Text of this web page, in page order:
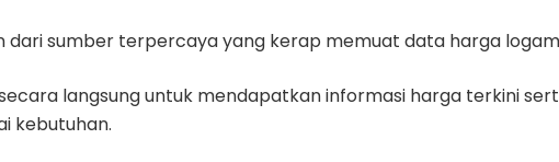
dari sumber terpercaya yang kerap memuat data harga
langsung untuk mendapatkan informasi harga terkini
kebutuhan.